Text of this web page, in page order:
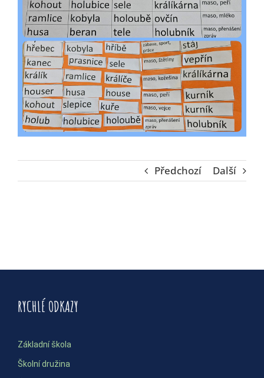
Předchozí Další
Image
RYCHLÉ ODKAZY
Základní škola
Školní družina